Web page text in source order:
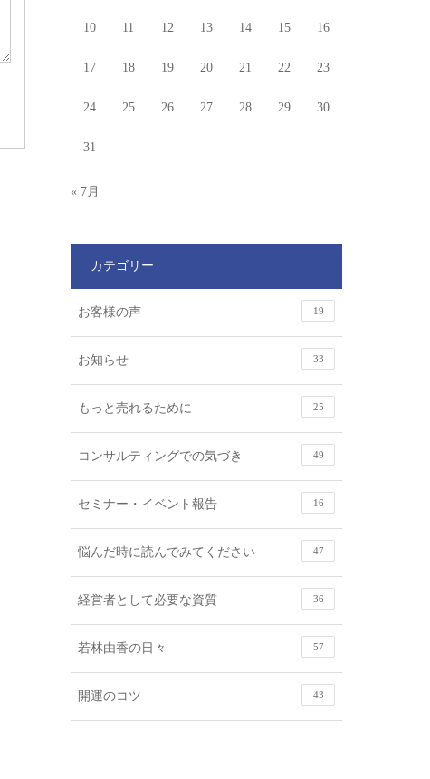
10 11 12 13 14 15 16
17 18 19 20 21 22 23
24 25 26 27 28 29 30
31
« 7月
カテゴリー
お客様の声 19
お知らせ 33
もっと売れるために 25
コンサルティングでの気づき 49
セミナー・イベント報告 16
悩んだ時に読んでみてください 47
経営者として必要な資質 36
若林由香の日々 57
開運のコツ 43